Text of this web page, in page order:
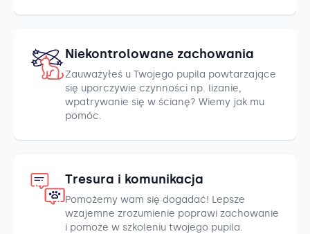
Niekontrolowane zachowania
Zauważyłeś u Twojego pupila powtarzające
się uporczywie czynności np. lizanie,
wpatrywanie się w ścianę? Wiemy jak mu
pomóc.
Tresura i komunikacja
Pomożemy wam się dogadać! Lepsze
wzajemne zrozumienie poprawi zachowanie
i pomoże w szkoleniu twojego pupila.